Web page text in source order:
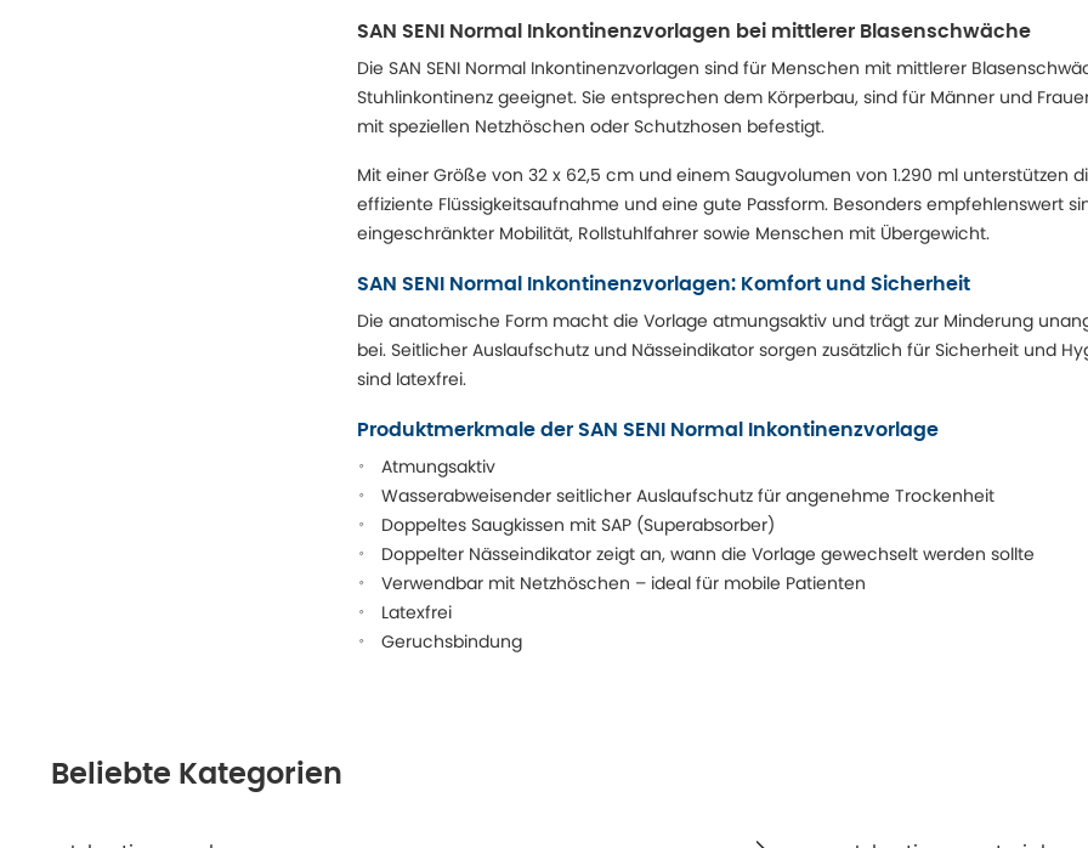
SAN SENI Normal Inkontinenzvorlagen bei mittlerer Blasenschwäche
Die SAN SENI Normal Inkontinenzvorlagen sind für Menschen mit mittlerer
Stuhlinkontinenz geeignet. Sie entsprechen dem Körperbau, sind für Männer und
mit speziellen Netzhöschen oder Schutzhosen befestigt.
Mit einer Größe von 32 x 62,5 cm und einem Saugvolumen von 1.290 ml unterstützen
effiziente Flüssigkeitsaufnahme und eine gute Passform. Besonders empfehlenswert
eingeschränkter Mobilität, Rollstuhlfahrer sowie Menschen mit Übergewicht.
SAN SENI Normal Inkontinenzvorlagen: Komfort und Sicherheit
Die anatomische Form macht die Vorlage atmungsaktiv und trägt zur Minderung
bei. Seitlicher Auslaufschutz und Nässeindikator sorgen zusätzlich für Sicherheit und
sind latexfrei.
Produktmerkmale der SAN SENI Normal Inkontinenzvorlage
Atmungsaktiv
Wasserabweisender seitlicher Auslaufschutz für angenehme Trockenheit
Doppeltes Saugkissen mit SAP (Superabsorber)
Doppelter Nässeindikator zeigt an, wann die Vorlage gewechselt werden sollte
Verwendbar mit Netzhöschen – ideal für mobile Patienten
Latexfrei
Geruchsbindung
Beliebte Kategorien